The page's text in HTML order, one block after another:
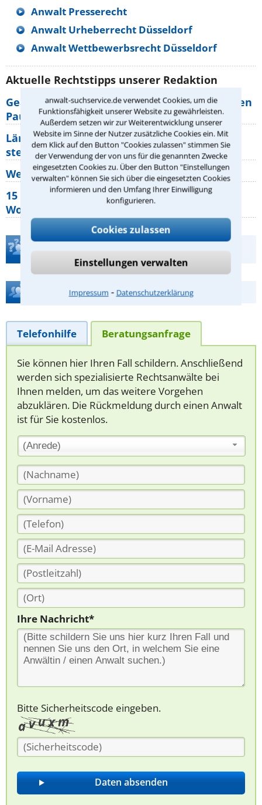
anwalt-suchservice.de verwendet Cookies, um die
Funktionsfähigkeit unserer Website zu gewährleisten.
Außerdem setzen wir zur Weiterentwicklung unserer
Website im Sinne der Nutzer zusätzliche Cookies ein. Mit
dem Klick auf den Button "Cookies zulassen" stimmen Sie
der Verwendung der von uns für die genannten Zwecke
eingesetzten Cookies zu. Über den Button "Einstellungen
verwalten" können Sie sich über die eingesetzten Cookies
informieren und den Umfang Ihrer Einwilligung
konfigurieren.
Cookies zulassen
Einstellungen verwalten
Impressum ⁃ Datenschutzerklärung
Anwalt Presserecht
Anwalt Urheberrecht Düsseldorf
Anwalt Wettbewerbsrecht Düsseldorf
Aktuelle Rechtstipps unserer Redaktion
Geänderte Abflugzeiten: Welche Rechte haben
Pauschalurlauber?
Lärm von den Nachbarn: Welche Rechte
stehen mir zu?
Wer muss Zweitwohnungssteuer zahlen?
15 elementare Rechte, die jeder
Wohnungseigentümer kennen sollte
Hilfe bei Ihrer Anwaltsuche?
Telefonhilfe Beratungsanfrage
Sie können hier Ihren Fall schildern. Anschließend
werden sich spezialisierte Rechtsanwälte bei
Ihnen melden, um das weitere Vorgehen
abzuklären. Die Rückmeldung durch einen Anwalt
ist für Sie kostenlos.
(Anrede)
Ihre Nachricht*
Bitte Sicherheitscode eingeben.